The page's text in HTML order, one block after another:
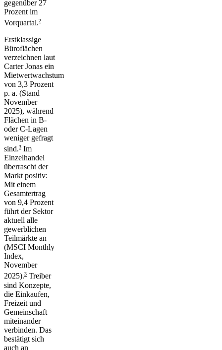
gegenüber 27
Prozent im
Vorquartal.2
Erstklassige
Büroflächen
verzeichnen laut
Carter Jonas ein
Mietwertwachstum
von 3,3 Prozent
p. a. (Stand
November
2025), während
Flächen in B-
oder C-Lagen
weniger gefragt
sind.3 Im
Einzelhandel
überrascht der
Markt positiv:
Mit einem
Gesamtertrag
von 9,4 Prozent
führt der Sektor
aktuell alle
gewerblichen
Teilmärkte an
(MSCI Monthly
Index,
November
2025).3 Treiber
sind Konzepte,
die Einkaufen,
Freizeit und
Gemeinschaft
miteinander
verbinden. Das
bestätigt sich
auch an